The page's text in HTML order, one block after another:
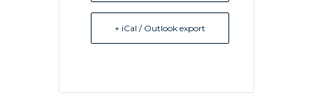
+ iCal / Outlook export